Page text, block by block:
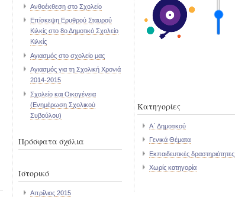
Ανθοέκθεση στο Σχολείο
Επίσκεψη Ερυθρού Σταυρού
Κιλκίς στο 8ο Δημοτικό Σχολείο
Κιλκίς
Αγιασμός στο σχολείο μας
Αγιασμός για τη Σχολική Χρονιά
2014-2015
Σχολείο και Οικογένεια
(Ενημέρωση Σχολικού
Συβούλου)
Πρόσφατα σχόλια
Ιστορικό
Απρίλιος 2015
Kατηγορίες
Α΄ Δημοτικού
Γενικά Θέματα
Εκπαιδευτικές δραστηριότητες
Χωρίς κατηγορία